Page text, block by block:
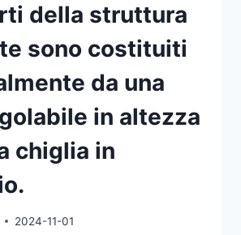
della struttura
sono costituiti
da una
in altezza
chiglia in
2024-11-01